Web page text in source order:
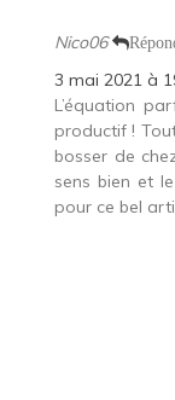
Nico06
3 mai 2021 à
L’équation
productif !
bosser de
sens bien et
pour ce bel